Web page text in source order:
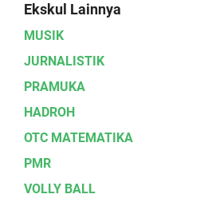
Ekskul Lainnya
MUSIK
JURNALISTIK
PRAMUKA
HADROH
OTC MATEMATIKA
PMR
VOLLY BALL